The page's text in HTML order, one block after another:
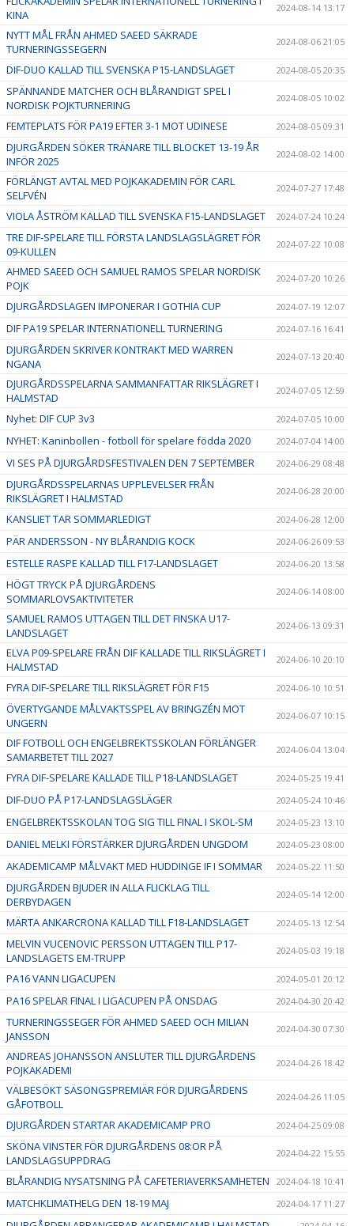
KINA
2024-08-14 13:17
NYTT MÅL FRÅN AHMED SAEED SÄKRADE
TURNERINGSSEGERN
2024-08-06 21:05
DIF-DUO KALLAD TILL SVENSKA P15-LANDSLAGET 2024-08-05 20:35
SPÄNNANDE MATCHER OCH BLÅRANDIGT SPEL I
NORDISK POJKTURNERING
2024-08-05 10:02
FEMTEPLATS FÖR PA19 EFTER 3-1 MOT UDINESE 2024-08-05 09:31
DJURGÅRDEN SÖKER TRÄNARE TILL BLOCKET 13-19 ÅR
INFÖR 2025
2024-08-02 14:00
FÖRLÄNGT AVTAL MED POJKAKADEMIN FÖR CARL
SELFVÉN
2024-07-27 17:48
VIOLA ÅSTRÖM KALLAD TILL SVENSKA F15-LANDSLAGET 2024-07-24 10:24
TRE DIF-SPELARE TILL FÖRSTA LANDSLAGSLÄGRET FÖR
09-KULLEN
2024-07-22 10:08
AHMED SAEED OCH SAMUEL RAMOS SPELAR NORDISK
POJK
2024-07-20 10:26
DJURGÅRDSLAGEN IMPONERAR I GOTHIA CUP 2024-07-19 12:07
DIF PA19 SPELAR INTERNATIONELL TURNERING 2024-07-16 16:41
DJURGÅRDEN SKRIVER KONTRAKT MED WARREN
NGANA
2024-07-13 20:40
DJURGÅRDSSPELARNA SAMMANFATTAR RIKSLÄGRET I
HALMSTAD
2024-07-05 12:59
Nyhet: DIF CUP 3v3 2024-07-05 10:00
NYHET: Kaninbollen - fotboll för spelare födda 2020 2024-07-04 14:00
VI SES PÅ DJURGÅRDSFESTIVALEN DEN 7 SEPTEMBER 2024-06-29 08:48
DJURGÅRDSSPELARNAS UPPLEVELSER FRÅN
RIKSLÄGRET I HALMSTAD
2024-06-28 20:00
KANSLIET TAR SOMMARLEDIGT 2024-06-28 12:00
PÄR ANDERSSON - NY BLÅRANDIG KOCK 2024-06-26 09:53
ESTELLE RASPE KALLAD TILL F17-LANDSLAGET 2024-06-20 13:58
HÖGT TRYCK PÅ DJURGÅRDENS
SOMMARLOVSAKTIVITETER
2024-06-14 08:00
SAMUEL RAMOS UTTAGEN TILL DET FINSKA U17-
LANDSLAGET
2024-06-13 09:31
ELVA P09-SPELARE FRÅN DIF KALLADE TILL RIKSLÄGRET I
HALMSTAD
2024-06-10 20:10
FYRA DIF-SPELARE TILL RIKSLÄGRET FÖR F15 2024-06-10 10:51
ÖVERTYGANDE MÅLVAKTSSPEL AV BRINGZÉN MOT
UNGERN
2024-06-07 10:15
DIF FOTBOLL OCH ENGELBREKTSSKOLAN FÖRLÄNGER
SAMARBETET TILL 2027
2024-06-04 13:04
FYRA DIF-SPELARE KALLADE TILL P18-LANDSLAGET 2024-05-25 19:41
DIF-DUO PÅ P17-LANDSLAGSLÄGER 2024-05-24 10:46
ENGELBREKTSSKOLAN TOG SIG TILL FINAL I SKOL-SM 2024-05-23 13:10
DANIEL MELKI FÖRSTÄRKER DJURGÅRDEN UNGDOM 2024-05-23 08:00
AKADEMICAMP MÅLVAKT MED HUDDINGE IF I SOMMAR 2024-05-22 11:50
DJURGÅRDEN BJUDER IN ALLA FLICKLAG TILL
DERBYDAGEN
2024-05-14 12:00
MÄRTA ANKARCRONA KALLAD TILL F18-LANDSLAGET 2024-05-13 12:54
MELVIN VUCENOVIC PERSSON UTTAGEN TILL P17-
LANDSLAGETS EM-TRUPP
2024-05-03 19:18
PA16 VANN LIGACUPEN 2024-05-01 20:12
PA16 SPELAR FINAL I LIGACUPEN PÅ ONSDAG 2024-04-30 20:42
TURNERINGSSEGER FÖR AHMED SAEED OCH MILIAN
JANSSON
2024-04-30 07:30
ANDREAS JOHANSSON ANSLUTER TILL DJURGÅRDENS
POJKAKADEMI
2024-04-26 18:42
VÄLBESÖKT SÄSONGSPREMIÄR FÖR DJURGÅRDENS
GÅFOTBOLL
2024-04-26 11:05
DJURGÅRDEN STARTAR AKADEMICAMP PRO 2024-04-25 09:08
SKÖNA VINSTER FÖR DJURGÅRDENS 08:OR PÅ
LANDSLAGSUPPDRAG
2024-04-22 15:55
BLÅRANDIG NYSATSNING PÅ CAFETERIAVERKSAMHETEN 2024-04-18 10:41
MATCHKLIMATHELG DEN 18-19 MAJ 2024-04-17 11:27